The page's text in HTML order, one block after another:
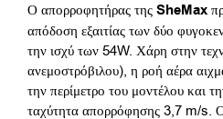
Ο απορροφητήρας της SheMax
απόδοση εξαιτίας των δύο
την ισχύ των 54W. Χάρη στην
ανεμοστρόβιλου), η ροή αέρα
την περίμετρο του μοντέλου και
ταχύτητα απορρόφησης 3,7 m/s.